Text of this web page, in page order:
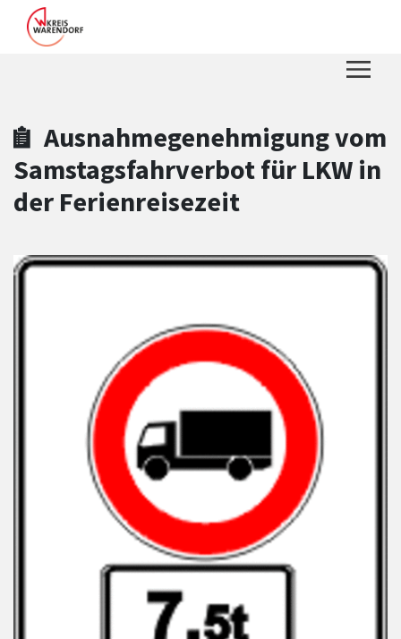
Zum Header
Zum Hauptinhalt
Zum Footer
Zum Hauptinhalt springen
Ausnahmegenehmigung vom
Samstagsfahrverbot für LKW in
der Ferienreisezeit